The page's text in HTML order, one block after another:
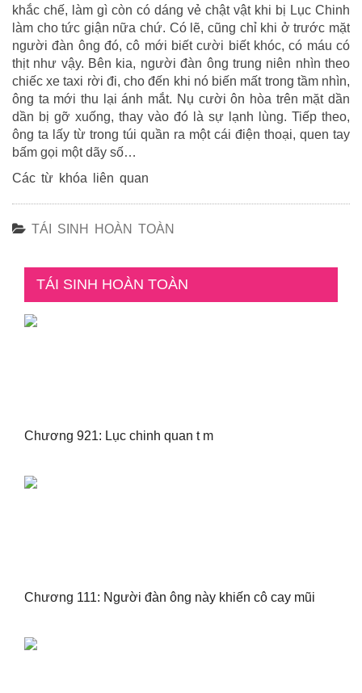
khắc chế, làm gì còn có dáng vẻ chật vật khi bị Lục Chinh
làm cho tức giận nữa chứ. Có lẽ, cũng chỉ khi ở trước mặt
người đàn ông đó, cô mới biết cười biết khóc, có máu có
thịt như vậy. Bên kia, người đàn ông trung niên nhìn theo
chiếc xe taxi rời đi, cho đến khi nó biến mất trong tầm nhìn,
ông ta mới thu lại ánh mắt. Nụ cười ôn hòa trên mặt dần
dần bị gỡ xuống, thay vào đó là sự lạnh lùng. Tiếp theo,
ông ta lấy từ trong túi quần ra một cái điện thoại, quen tay
bấm gọi một dãy số…
Các từ khóa liên quan
TÁI SINH HOÀN TOÀN
TÁI SINH HOÀN TOÀN
Chương 921: Lục chinh quan t m
Chương 111: Người đàn ông này khiến cô cay mũi